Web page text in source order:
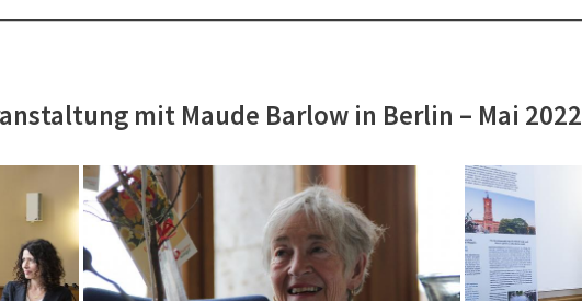
mit Maude Barlow in Berlin – Mai 2022